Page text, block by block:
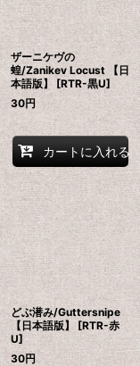
ザーニケヴの
蝗/Zanikev Locust 【日
本語版】 [RTR-黒U]
30円
カートに入れる
どぶ潜み/Guttersnipe
【日本語版】 [RTR-赤
U]
30円